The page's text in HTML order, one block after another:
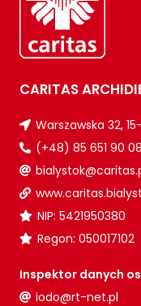
CARITAS
Warszawska 32,
(+48) 85 651 90 08
NIP: 5421950380
Regon: 050017102
Inspektor danych
iodo@rt-net.pl